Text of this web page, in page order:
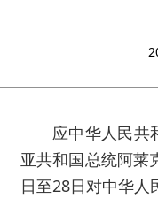
应中华人民共
亚共和国总统阿莱
日至28日对中华人